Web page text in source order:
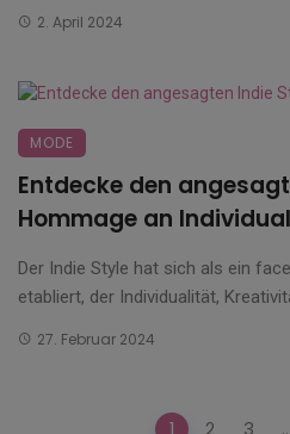
2. April 2024
MODE
Entdecke den
Hommage an
Der Indie Style hat sich als ein
etabliert, der Individualität,
27. Februar 2024
1 2 3 ...